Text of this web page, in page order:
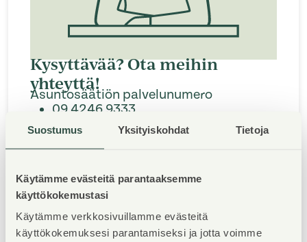
Suostumus Yksityiskohdat Tietoja
Käytämme evästeitä parantaaksemme
käyttökokemustasi
Käytämme verkkosivuillamme evästeitä
käyttökokemuksesi parantamiseksi ja jotta voimme
Kysyttävää? Ota meihin
yhteyttä!
Asuntosäätiön palvelunumero
09 4246 9333
asiakaspalvelu@asuntosaatio.fi
klo 9–15, to klo 9–13. Vikailmoituksiin
liittyvissä asioissa palvelemme ympäri
vuorokauden.